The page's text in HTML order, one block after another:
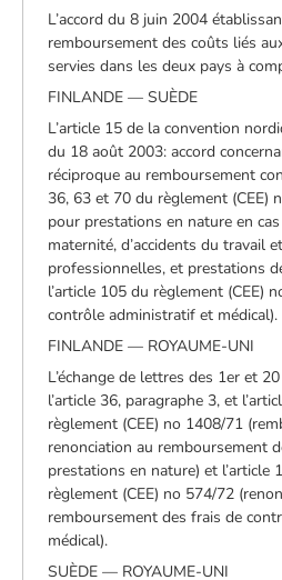
L’accord du 8 juin 2004
remboursement des coûts liés
servies dans les deux pays à
FINLANDE — SUÈDE
L’article 15 de la convention
du 18 août 2003: accord
réciproque au remboursement
36, 63 et 70 du règlement (CEE)
pour prestations en nature en
maternité, d’accidents du travail
professionnelles, et prestations
l’article 105 du règlement (CEE)
contrôle administratif et médical).
FINLANDE — ROYAUME-UNI
L’échange de lettres des 1er et
l’article 36, paragraphe 3, et
règlement (CEE) no 1408/71
renonciation au remboursement
prestations en nature) et l’article
règlement (CEE) no 574/72
remboursement des frais de
médical).
SUÈDE — ROYAUME-UNI